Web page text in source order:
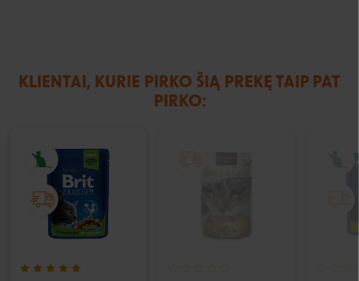
KLIENTAI, KURIE PIRKO ŠIĄ PREKĘ TAIP PAT
PIRKO: